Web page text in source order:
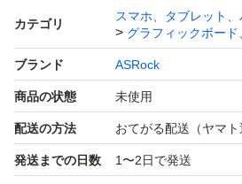
補助電源：8pin+8pin
冷却ファン：空冷（トリプルファ
幅（長さ）：290.0 mm
カテゴリ
スマホ、タブレット
グラフィックボード
ブランド ASRock
商品の状態 未使用
配送の方法 おてがる配送（ヤマト
発送までの日数 1〜2日で発送